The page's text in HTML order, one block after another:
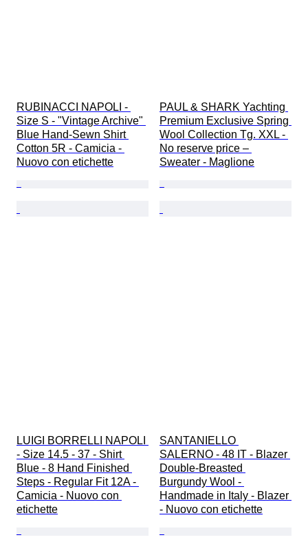
RUBINACCI NAPOLI -
Size S - "Vintage Archive"
Blue Hand-Sewn Shirt
Cotton 5R - Camicia -
Nuovo con etichette
PAUL & SHARK Yachting
Premium Exclusive Spring
Wool Collection Tg. XXL -
No reserve price –
Sweater - Maglione
LUIGI BORRELLI NAPOLI
- Size 14.5 - 37 - Shirt
Blue - 8 Hand Finished
Steps - Regular Fit 12A -
Camicia - Nuovo con
etichette
SANTANIELLO
SALERNO - 48 IT - Blazer
Double-Breasted
Burgundy Wool -
Handmade in Italy - Blazer
- Nuovo con etichette